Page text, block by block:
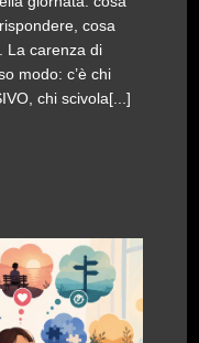
cosa
La carenza di
modo: c’è chi
chi scivola[...]